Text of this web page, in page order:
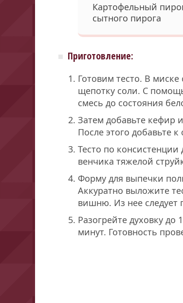
Картофельный
сытного пирога
Приготовление:
Готовим тесто. В
щепотку соли. С
смесь до состояния
Затем добавьте кефир
После этого добавьте
Тесто по
венчика тяжелой
Форму для выпечки
Аккуратно выложите
вишню. Из нее следует
Разогрейте духовку до
минут. Готовность